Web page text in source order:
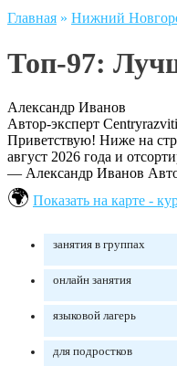
Главная » Нижний
Топ-97:
Александр Иванов
Автор-эксперт
Приветствую! Ниже на
август 2026 года и
— Александр Иванов
Показать на карте -
занятия в группах
онлайн занятия
языковой лагерь
для подростков